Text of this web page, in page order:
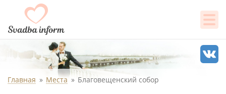
Главная Места Благовещенский собор